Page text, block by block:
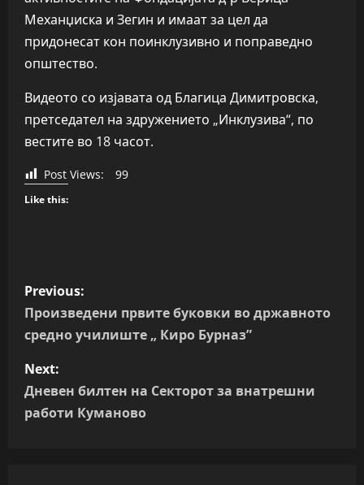
Механџиска и Зегин и имаат за цел да
придонесат кон поинклузивно и поправедно
општество.
Видеото со изјавата од Благица Димитровска,
претседател на здружението „Инклузива“, по
вестите во 18 часот.
Post Views: 99
Like this:
P
o
s
t
n
Previous:
Произведени првите буковки во државното
средно училиште „ Киро Бурназ”
Next:
Дневен билтен на Секторот за внатрешни
работи Куманово